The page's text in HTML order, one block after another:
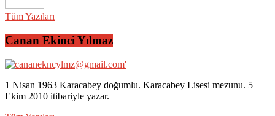
Tüm Yazıları
Canan Ekinci Yılmaz
1 Nisan 1963 Karacabey doğumlu. Karacabey Lisesi mezunu. 5
Ekim 2010 itibariyle yazar.